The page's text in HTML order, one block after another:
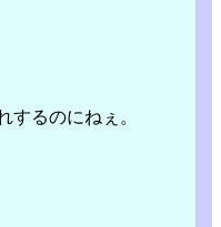
るのにねぇ。